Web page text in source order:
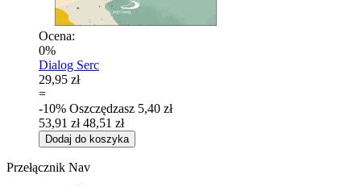
Ocena:
0%
Dialog Serc
29,95 zł
=
-10% Oszczędzasz 5,40 zł
53,91 zł 48,51 zł
Dodaj do koszyka
Przełącznik Nav